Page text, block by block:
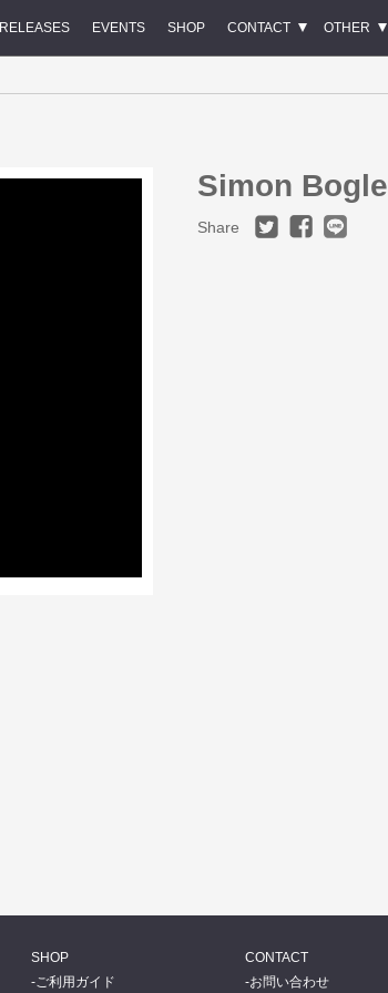
RELEASES EVENTS SHOP CONTACT OTHER
Simon Bogle
Share
SHOP
ご利用ガイド
CONTACT
お問い合わせ